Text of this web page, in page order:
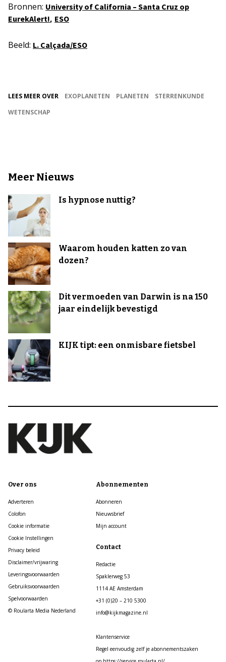
Bronnen: University of California – Santa Cruz op
EurekAlert!, ESO
Beeld: L. Calçada/ESO
LEES MEER OVER EXOPLANETEN PLANETEN
STERRENKUNDE
WETENSCHAP
Meer Nieuws
Is hypnose nuttig?
Waarom houden katten zo van
dozen?
Dit vermoeden van Darwin is na 150
jaar eindelijk bevestigd
KIJK tipt: een onmisbare fietsbel
Over ons
Adverteren
Colofon
Cookie informatie
Cookie Instellingen
Privacy beleid
Disclaimer/vrijwaring
Leveringsvoorwaarden
Gebruiksvoorwaarden
Spelvoorwaarden
© Roularta Media Nederland
Abonnementen
Abonneren
Nieuwsbrief
Mijn account
Contact
Redactie
Spaklerweg 53
1114 AE Amsterdam
+31 (0)20 – 210 5300
info@kijkmagazine.nl
Klantenservice
Regel eenvoudig zelf je abonnementszaken